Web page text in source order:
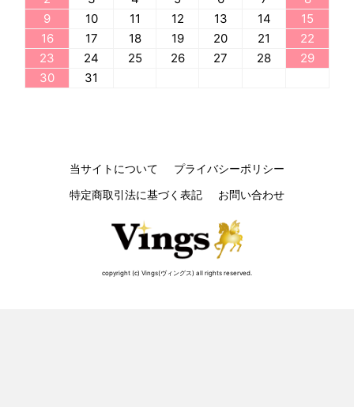
9
10 11 12 13 14
15
16
17 18 19 20 21
22
23
24 25 26 27 28
29
30
31
当サイトについて
プライバシーポリシー
特定商取引法に基づく表記
お問い合わせ
copyright (c) Vings(ヴィングス) all rights reserved.